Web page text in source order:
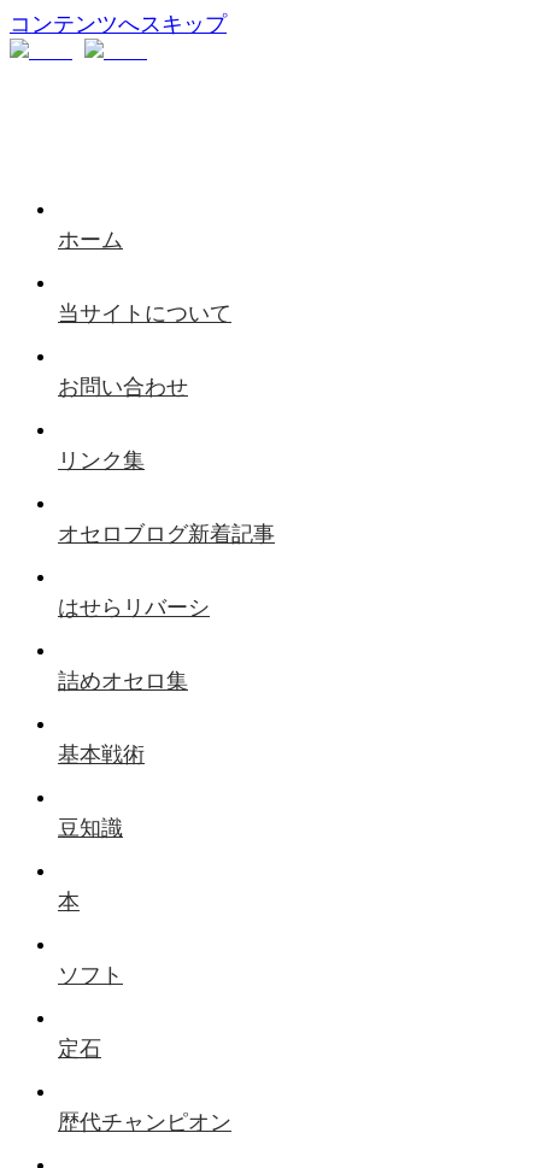
コンテンツへスキップ
ホーム
当サイトについて
お問い合わせ
リンク集
オセロブログ新着記事
はせらリバーシ
詰めオセロ集
基本戦術
豆知識
本
ソフト
定石
歴代チャンピオン